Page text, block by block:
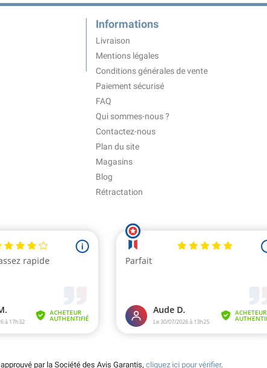
Informations
Livraison
Mentions légales
Conditions générales de vente
Paiement sécurisé
FAQ
Qui sommes-nous ?
Contactez-nous
Plan du site
Magasins
Blog
Rétractation
par la Société des Avis Garantis, cliquez ici pour vérifier.